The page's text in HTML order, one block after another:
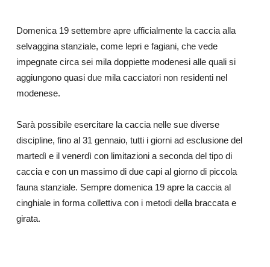
Domenica 19 settembre apre ufficialmente la caccia alla
selvaggina stanziale, come lepri e fagiani, che vede
impegnate circa sei mila doppiette modenesi alle quali si
aggiungono quasi due mila cacciatori non residenti nel
modenese.
Sarà possibile esercitare la caccia nelle sue diverse
discipline, fino al 31 gennaio, tutti i giorni ad esclusione del
martedì e il venerdì con limitazioni a seconda del tipo di
caccia e con un massimo di due capi al giorno di piccola
fauna stanziale. Sempre domenica 19 apre la caccia al
cinghiale in forma collettiva con i metodi della braccata e
girata.